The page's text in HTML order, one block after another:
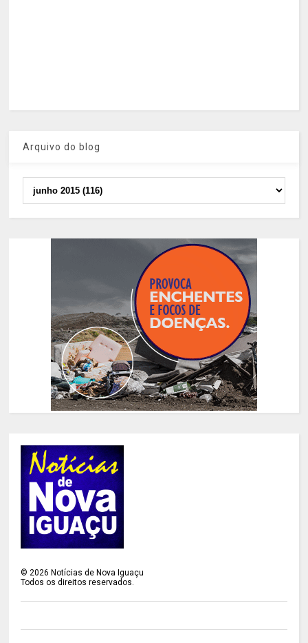
Arquivo do blog
©2026 Notícias de Nova Iguaçu
Todos os direitos reservados.